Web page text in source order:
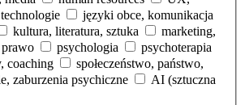
języki obce, komunikacja
kultura, literatura, sztuka
marketing,
prawo psychologia
psychoterapia
coaching
społeczeństwo, państwo,
zaburzenia psychiczne
AI (sztuczna